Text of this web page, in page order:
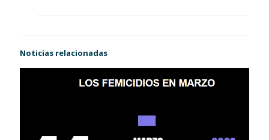
Noticias relacionadas